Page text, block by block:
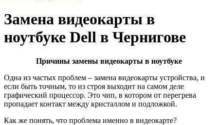
Замена видеокарты в
ноутбуке Dell в Чернигове
Причины замены видеокарты в ноутбуке
Oдна из частых проблем – замена видeoкapты устройства, и
если быть точным, то из строя выходит на самом деле
графический процессор. Это чип, в котором от перегрева
пропадает контакт между кристаллом и подложкой.
Как же понять, что проблема именно в видеокарте?